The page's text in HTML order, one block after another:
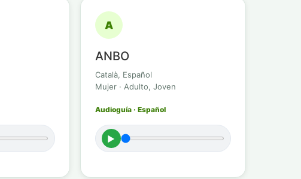
A
ANBO
Català, Español
Mujer · Adulto, Joven
Audioguía · Español
►